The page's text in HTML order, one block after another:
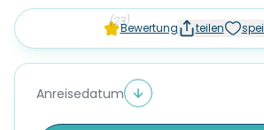
(23)Bewertung teilen
Anreisedatum